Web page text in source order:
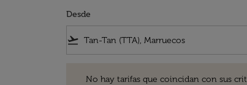
Desde
flight_takeoff
No hay tarifas que coincidan con sus